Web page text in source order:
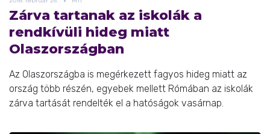
Zárva tartanak az iskolák a
rendkívüli hideg miatt
Olaszországban
Az Olaszországba is megérkezett fagyos hideg miatt az
ország több részén, egyebek mellett Rómában az iskolák
zárva tartását rendelték el a hatóságok vasárnap.